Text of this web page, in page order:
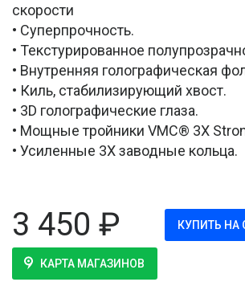
скорости
• Суперпрочность.
• Текстурированное
• Внутренняя голографическая
• Киль, стабилизирующий хвост.
• 3D голографические глаза.
• Мощные тройники VMC® 3X
• Усиленные 3X заводные кольца.
3 450 ₽ КУПИТЬ НА
КАРТА МАГАЗИНОВ